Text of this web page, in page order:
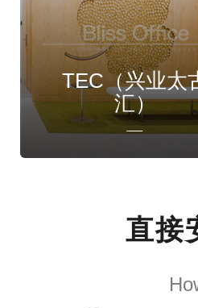
TEC（兴业太
汇）
直接